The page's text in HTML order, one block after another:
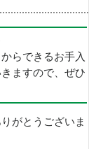
らできるお手入
ますので、ぜひ
がとうございま